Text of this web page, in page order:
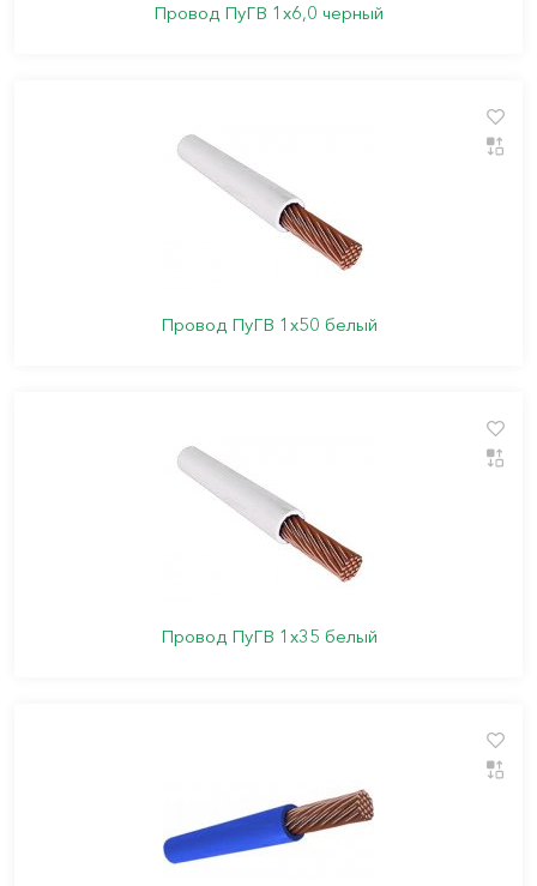
Провод ПуГВ 1х6,0 черный
Провод ПуГВ 1х50 белый
Провод ПуГВ 1х35 белый